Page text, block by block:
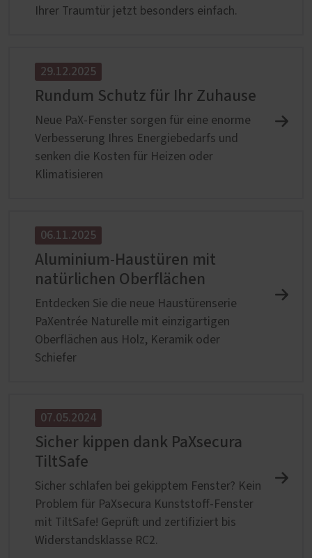
Ihrer Traumtür jetzt besonders einfach.
29.12.2025
Rundum Schutz für Ihr Zuhause
Neue PaX-Fenster sorgen für eine enorme
Verbesserung Ihres Energiebedarfs und
senken die Kosten für Heizen oder
Klimatisieren
06.11.2025
Aluminium-Haustüren mit
natürlichen Oberflächen
Entdecken Sie die neue Haustürenserie
PaXentrée Naturelle mit einzigartigen
Oberflächen aus Holz, Keramik oder
Schiefer
07.05.2024
Sicher kippen dank PaXsecura
TiltSafe
Sicher schlafen bei gekipptem Fenster? Kein
Problem für PaXsecura Kunststoff-Fenster
mit TiltSafe! Geprüft und zertifiziert bis
Widerstandsklasse RC2.